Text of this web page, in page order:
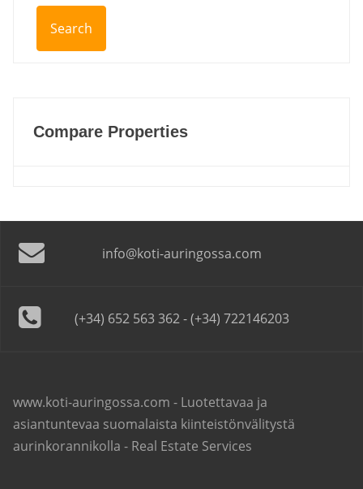
Compare Properties
info@koti-auringossa.com
(+34) 652 563 362 - (+34) 722146203
www.koti-auringossa.com - Luotettavaa ja
asiantuntevaa suomalaista kiinteistönvälitystä
aurinkorannikolla - Real Estate Services